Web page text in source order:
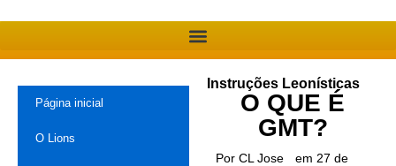
Instruções Leonísticas
O QUE É
GMT?
Por CL Jose
em 27 de
Página inicial
O Lions